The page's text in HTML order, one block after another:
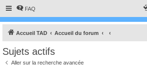
FAQ
Accueil TAD Accueil du forum
Sujets actifs
Aller sur la recherche avancée